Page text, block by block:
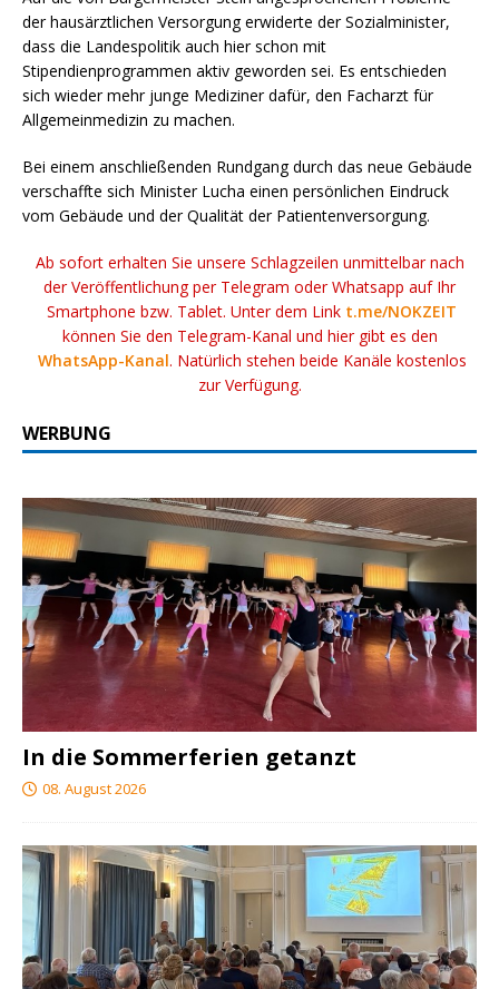
der hausärztlichen Versorgung erwiderte der Sozialminister,
dass die Landespolitik auch hier schon mit
Stipendienprogrammen aktiv geworden sei. Es entschieden
sich wieder mehr junge Mediziner dafür, den Facharzt für
Allgemeinmedizin zu machen.
Bei einem anschließenden Rundgang durch das neue Gebäude
verschaffte sich Minister Lucha einen persönlichen Eindruck
vom Gebäude und der Qualität der Patientenversorgung.
Ab sofort erhalten Sie unsere Schlagzeilen unmittelbar nach
der Veröffentlichung per Telegram oder Whatsapp auf Ihr
Smartphone bzw. Tablet. Unter dem Link t.me/NOKZEIT
können Sie den Telegram-Kanal und hier gibt es den
WhatsApp-Kanal. Natürlich stehen beide Kanäle kostenlos
zur Verfügung.
WERBUNG
In die Sommerferien getanzt
08. August 2026